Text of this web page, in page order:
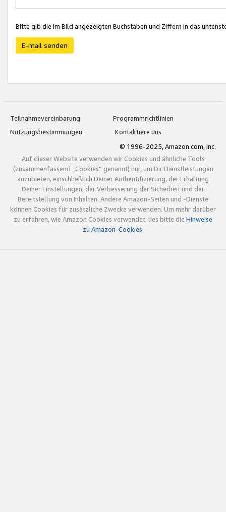
Bitte gib die im Bild angezeigten Buchstaben und Ziffern in das
E-mail senden
Teilnahmevereinbarung
Programmrichtlinien
Nutzungsbestimmungen
Kontaktiere uns
© 1996-2025, Amazon.com, Inc.
Auf dieser Website verwenden wir Cookies und ähnliche Tools
(zusammenfassend „Cookies“ genannt) nur, um Dir Dienstleistungen
anzubieten, einschließlich Deiner Authentifizierung, der Erhaltung
Deiner Einstellungen, der Verbesserung der Sicherheit und der
Bereitstellung von Inhalten. Andere Amazon-Seiten und -Dienste
können Cookies für zusätzliche Zwecke verwenden. Um mehr darüber
zu erfahren, wie Amazon Cookies verwendet, lies bitte die Hinweise
zu Amazon-Cookies.